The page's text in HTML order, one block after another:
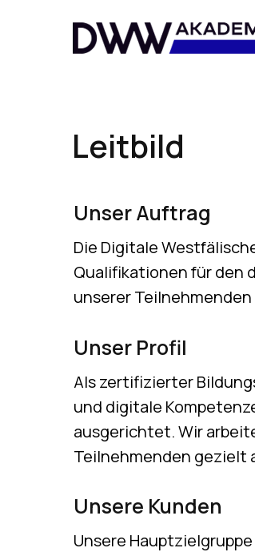
Leitbild
Die Digitale
Qualifikationen für den
unserer
Unser Auftrag
Als zertifizierter
und digitale
ausgerichtet. Wir
Teilnehmenden gezielt
Unser Profil
Unsere
Unsere Kunden